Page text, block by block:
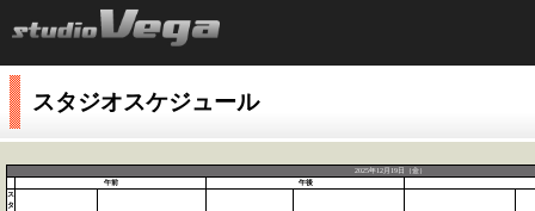
スタジオスケジュール
2025年12月19日（金）
午前
午後
ス
タ